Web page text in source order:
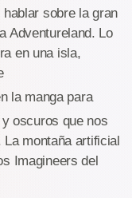
sobre la gran
Adventureland. Lo
en una isla,
la manga para
oscuros que nos
montaña artificial
Imagineers del